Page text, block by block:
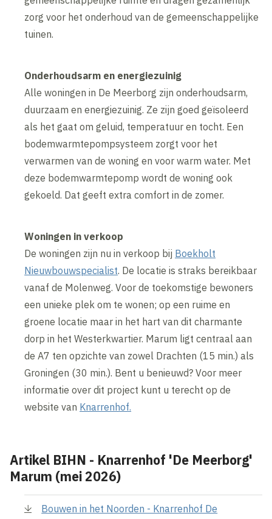
zorg voor het onderhoud van de gemeenschappelijke
tuinen.
Onderhoudsarm en energiezuinig
Alle woningen in De Meerborg zijn onderhoudsarm,
duurzaam en energiezuinig. Ze zijn goed geïsoleerd
als het gaat om geluid, temperatuur en tocht. Een
bodemwarmtepompsysteem zorgt voor het
verwarmen van de woning en voor warm water. Met
deze bodemwarmtepomp wordt de woning ook
gekoeld. Dat geeft extra comfort in de zomer.
Woningen in verkoop
De woningen zijn nu in verkoop bij Boekholt
Nieuwbouwspecialist. De locatie is straks bereikbaar
vanaf de Molenweg. Voor de toekomstige bewoners
een unieke plek om te wonen; op een ruime en
groene locatie maar in het hart van dit charmante
dorp in het Westerkwartier. Marum ligt centraal aan
de A7 ten opzichte van zowel Drachten (15 min.) als
Groningen (30 min.). Bent u benieuwd? Voor meer
informatie over dit project kunt u terecht op de
website van Knarrenhof.
Artikel BIHN - Knarrenhof 'De Meerborg'
Marum (mei 2026)
Bouwen in het Noorden - Knarrenhof De